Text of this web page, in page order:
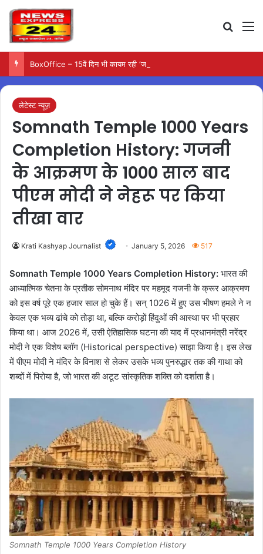
लेटेस्ट न्यूज़
Somnath Temple 1000 Years
Completion History: गजनी
के आक्रमण के 1000 साल बाद
पीएम मोदी ने नेहरू पर किया
तीखा वार
Krati Kashyap Journalist January 5, 2026 517
Somnath Temple 1000 Years Completion History: भारत की
आध्यात्मिक चेतना के प्रतीक सोमनाथ मंदिर पर महमूद गजनी के क्रूर आक्रमण
को इस वर्ष पूरे एक हजार साल हो चुके हैं। सन् 1026 में हुए उस भीषण हमले ने न
केवल एक भव्य ढांचे को तोड़ा था, बल्कि करोड़ों हिंदुओं की आस्था पर भी प्रहार
किया था। आज 2026 में, उसी ऐतिहासिक घटना की याद में प्रधानमंत्री नरेंद्र
मोदी ने एक विशेष ब्लॉग (Historical perspective) साझा किया है। इस लेख
में पीएम मोदी ने मंदिर के विनाश से लेकर उसके भव्य पुनरुद्धार तक की गाथा को
शब्दों में पिरोया है, जो भारत की अटूट सांस्कृतिक शक्ति को दर्शाता है।
Somnath Temple 1000 Years Completion History